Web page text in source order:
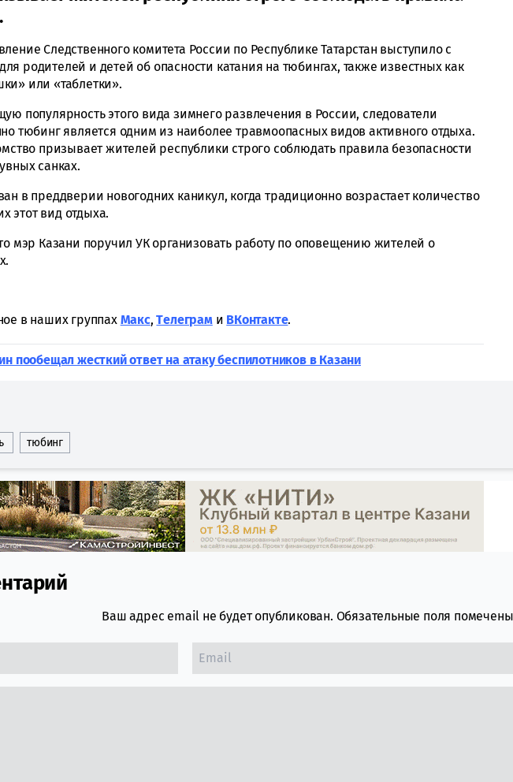
Следственного комитета России по Республике Татарстан выступило с
родителей и детей об опасности катания на тюбингах, также известных как
или «таблетки».
популярность этого вида зимнего развлечения в России, следователи
тюбинг является одним из наиболее травмоопасных видов активного отдыха.
призывает жителей республики строго соблюдать правила безопасности
санках.
в преддверии новогодних каникул, когда традиционно возрастает количество
вид отдыха.
мэр Казани поручил УК организовать работу по оповещению жителей о
в наших группах Макс,Tелеграми ВКонтакте.
пообещал жесткий ответ на атаку беспилотников в Казани
тюбинг
Ваш адрес email не будет опубликован. Обязательные поля